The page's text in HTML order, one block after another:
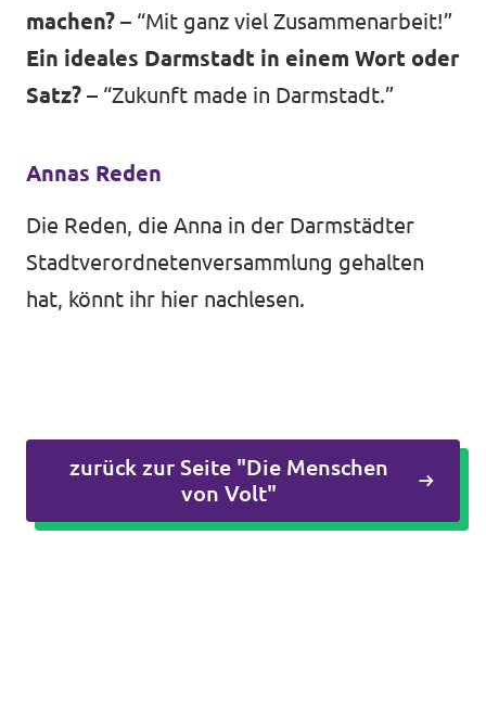
machen? – “Mit ganz viel Zusammenarbeit!”
Ein ideales Darmstadt in einem Wort oder
Satz? – “Zukunft made in Darmstadt.”
Annas Reden
Die Reden, die Anna in der Darmstädter
Stadtverordnetenversammlung gehalten
hat, könnt ihr hier nachlesen.
zurück zur Seite "Die Menschen
von Volt"